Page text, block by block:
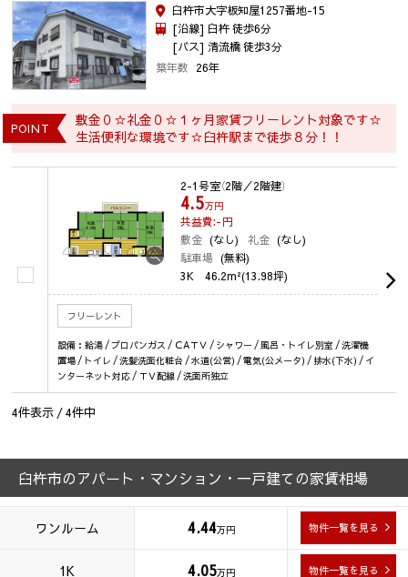
臼杵市大字板知屋1257番地-15
[沿線] 臼杵 徒歩6分
[バス] 清流橋 徒歩3分
築年数 26年
POINT
敷金０☆礼金０☆１ヶ月家賃フリーレント対象です☆
生活便利な環境です☆臼杵駅まで徒歩８分！！
2-1号室（2階／2階建）
4.5万円
共益費:-円
敷金 (なし) 礼金 (なし)
駐車場 (無料)
3K 46.2m²(13.98坪)
フリーレント
設備：給湯 / プロパンガス / ＣAＴＶ / シャワー / 風呂・トイレ別室 / 洗濯機
置場 / トイレ / 洗髪洗面化粧台 / 水道(公営) / 電気(公メータ) / 排水(下水) / イ
ンターネット対応 / ＴＶ配線 / 洗面所独立
4件表示 /4件中
臼杵市のアパート・マンション・一戸建ての家賃相場
ワンルーム 4.44万円 物件一覧を見る
1K 4.05万円 物件一覧を見る